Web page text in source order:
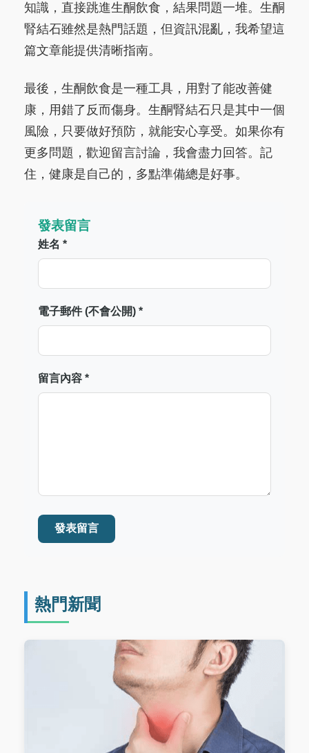
知識，直接跳進生酮飲食，結果問題一堆。生酮
腎結石雖然是熱門話題，但資訊混亂，我希望這
篇文章能提供清晰指南。
最後，生酮飲食是一種工具，用對了能改善健
康，用錯了反而傷身。生酮腎結石只是其中一個
風險，只要做好預防，就能安心享受。如果你有
更多問題，歡迎留言討論，我會盡力回答。記
住，健康是自己的，多點準備總是好事。
發表留言
姓名 *
電子郵件 (不會公開) *
留言內容 *
發表留言
熱門新聞